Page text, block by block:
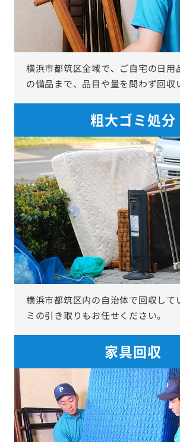
横浜市都筑区全域で、ご自宅の日用
の備品まで、品目や量を問わず回収
粗大ゴミ処分
横浜市都筑区内の自治体で回収して
ミの引き取りもお任せください。
家具回収